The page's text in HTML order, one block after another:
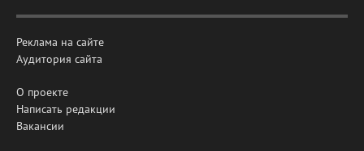
Реклама на сайте
Аудитория сайта
О проекте
Написать редакции
Вакансии